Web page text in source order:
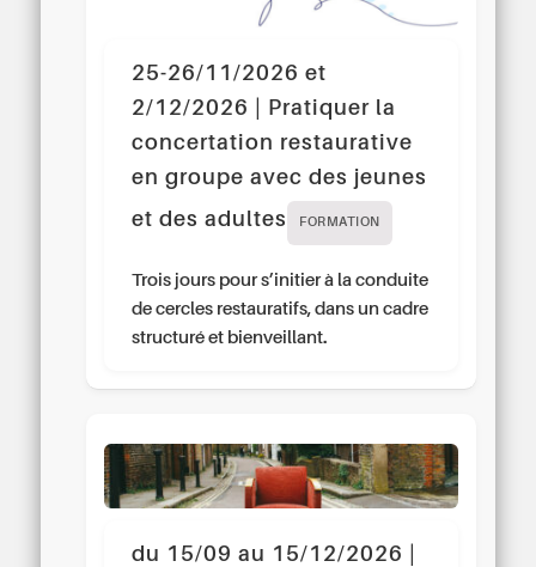
25-26/11/2026 et
2/12/2026 | Pratiquer la
concertation restaurative
en groupe avec des jeunes
et des adultes
FORMATION
Trois jours pour s’initier à la conduite
de cercles restauratifs, dans un cadre
structuré et bienveillant.
du 15/09 au 15/12/2026 |